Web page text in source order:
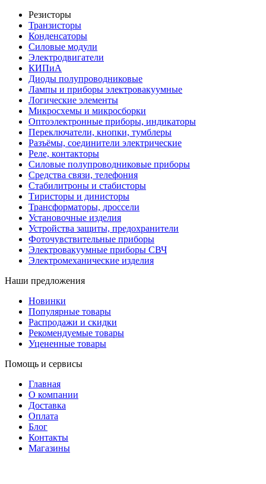
Резисторы
Транзисторы
Конденсаторы
Силовые модули
Электродвигатели
КИПиА
Диоды полупроводниковые
Лампы и приборы электровакуумные
Логические элементы
Микросхемы и микросборки
Оптоэлектронные приборы, индикаторы
Переключатели, кнопки, тумблеры
Разъёмы, соединители электрические
Реле, контакторы
Силовые полупроводниковые приборы
Средства связи, телефония
Стабилитроны и стабисторы
Тиристоры и динисторы
Трансформаторы, дроссели
Установочные изделия
Устройства защиты, предохранители
Фоточувствительные приборы
Электровакуумные приборы СВЧ
Электромеханические изделия
Наши предложения
Новинки
Популярные товары
Распродажи и скидки
Рекомендуемые товары
Уцененные товары
Помощь и сервисы
Главная
О компании
Доставка
Оплата
Блог
Контакты
Магазины